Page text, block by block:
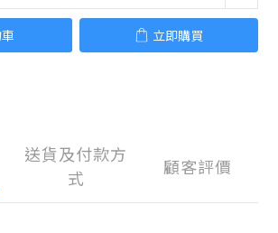
立即購買
送貨及付款方
式
顧客評價